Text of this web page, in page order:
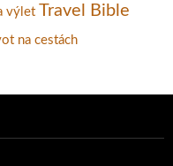
výlet Travel Bible
na cestách